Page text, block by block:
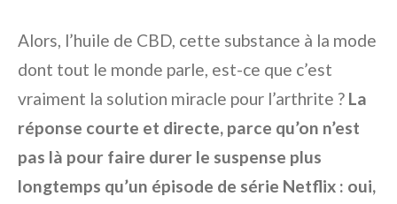
Alors, l’huile de CBD, cette substance à la mode
dont tout le monde parle, est-ce que c’est
vraiment la solution miracle pour l’arthrite ? La
réponse courte et directe, parce qu’on n’est
pas là pour faire durer le suspense plus
longtemps qu’un épisode de série Netflix : oui,